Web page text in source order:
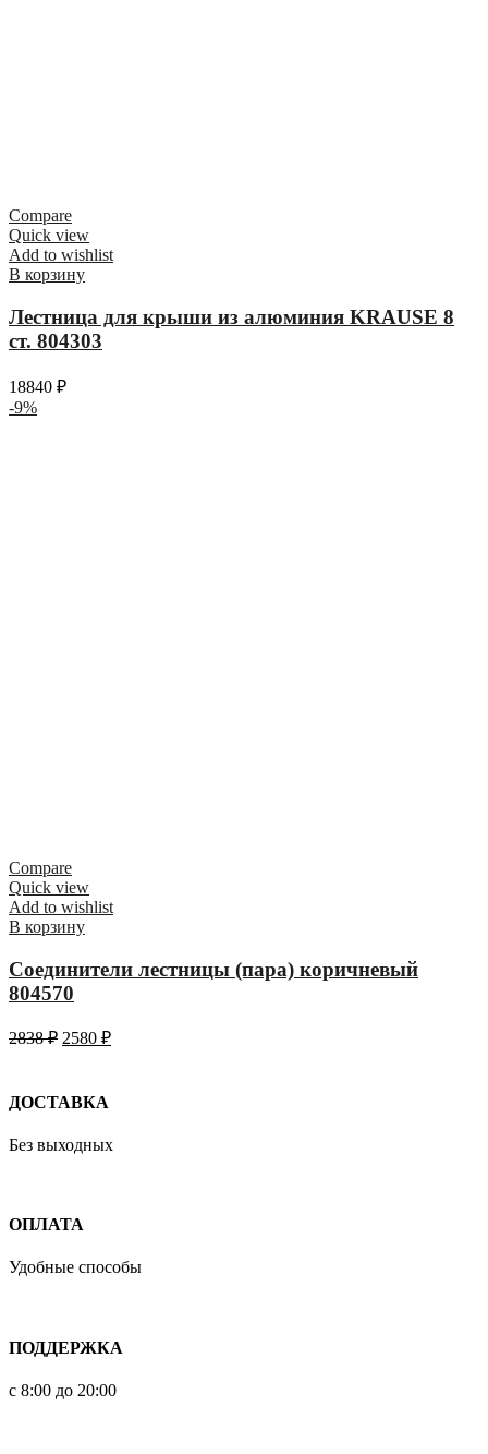
Compare
Quick view
Add to wishlist
В корзину
Лестница для крыши из алюминия KRAUSE 8
ст. 804303
18840 ₽
-9%
Compare
Quick view
Add to wishlist
В корзину
Соединители лестницы (пара) коричневый
804570
2838₽ 2580 ₽
ДОСТАВКА
Без выходных
ОПЛАТА
Удобные способы
ПОДДЕРЖКА
с 8:00 до 20:00